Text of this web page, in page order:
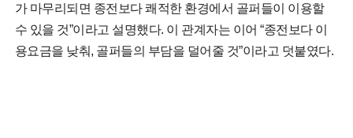
가 마무리되면 종전보다 쾌적한 환경에서 골퍼들이 이용할
수 있을 것”이라고 설명했다. 이 관계자는 이어 “종전보다 이
용요금을 낮춰, 골퍼들의 부담을 덜어줄 것”이라고 덧붙였다.